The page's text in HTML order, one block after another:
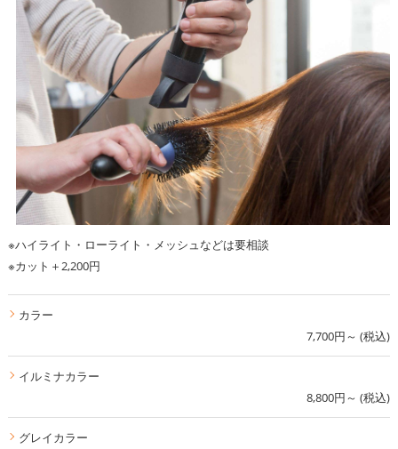
※ハイライト・ローライト・メッシュなどは要相談
※カット＋2,200円
カラー
7,700円～ (税込)
イルミナカラー
8,800円～ (税込)
グレイカラー